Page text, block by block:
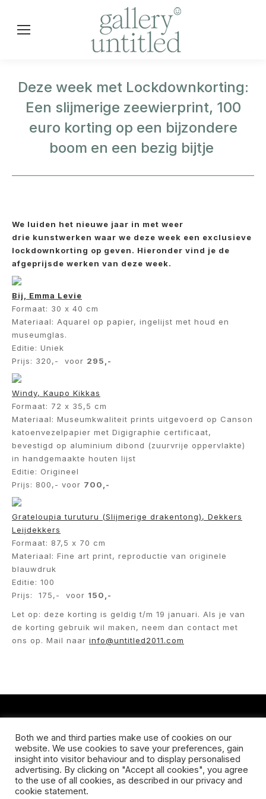
Deze week met Lockdownkorting:
Een slijmerige zeewierprint, 100
euro korting op een bijzondere
boom en een bezig bijtje
We luiden het nieuwe jaar in met weer
drie kunstwerken waar we deze week een exclusieve
lockdownkorting op geven. Hieronder vind je de
afgeprijsde werken van deze week.
Bij, Emma Levie
Formaat: 30 x 40 cm
Materiaal: Aquarel op papier, ingelijst met houd en
museumglas.
Editie: Uniek
Prijs: 320,- voor 295,-
Windy, Kaupo Kikkas
Formaat: 72 x 35,5 cm
Materiaal: Museumkwaliteit prints uitgevoerd op Canson
katoenvezelpapier met Digigraphie certificaat,
bevestigd op aluminium dibond (zuurvrije oppervlakte)
in handgemaakte houten lijst
Editie: Origineel
Prijs: 800,- voor 700,-
Grateloupia turuturu (Slijmerige drakentong), Dekkers
Leijdekkers
Formaat: 87,5 x 70 cm
Materiaal: Fine art print, reproductie van originele
blauwdruk
Editie: 100
Prijs: 175,- voor 150,-
Let op: deze korting is geldig t/m 19 januari. Als je van
de korting gebruik wil maken, neem dan contact met
ons op. Mail naar info@untitled2011.com
Koningsveldestraat 14
3037 VS Rotterdam
+31 (0) 651426758
info@galleryuntitled.nl
Both we and third parties make use of cookies on our
website. We use cookies to save your preferences, gain
insight into visitor behaviour and to display personalised
advertising. By clicking on "Accept all cookies", you agree
to the use of all cookies, as described in our privacy and
cookie statement.